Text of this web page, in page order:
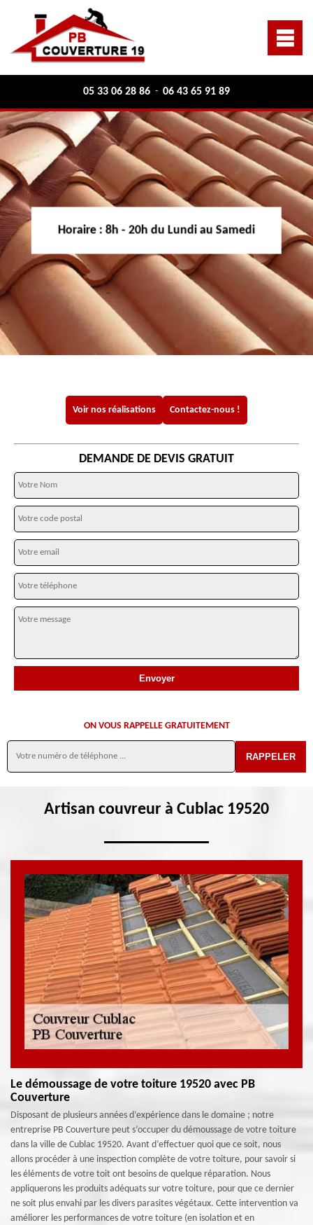
05 33 06 28 86 - 06 43 65 91 89
Horaire : 8h - 20h du Lundi au Samedi
Voir nos réalisations Contactez-nous !
DEMANDE DE DEVIS GRATUIT
ON VOUS RAPPELLE GRATUITEMENT
Artisan couvreur à Cublac 19520
Le démoussage de votre toiture 19520 avec PB
Couverture
Disposant de plusieurs années d’expérience dans le domaine ; notre
entreprise PB Couverture peut s’occuper du démoussage de votre toiture
dans la ville de Cublac 19520. Avant d’effectuer quoi que ce soit, nous
allons procéder à une inspection complète de votre toiture, pour savoir si
les éléments de votre toit ont besoins de quelque réparation. Nous
appliquerons les produits adéquats sur votre toiture, pour que ce dernier
ne soit plus envahi par les divers parasites végétaux. Cette intervention va
améliorer les performances de votre toiture (en isolation et en